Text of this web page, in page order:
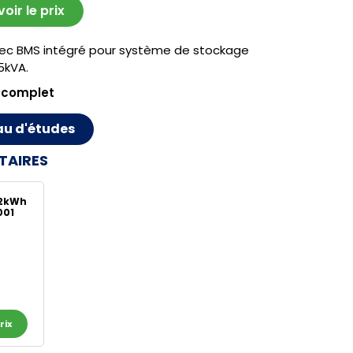
le prix
BMS intégré pour système de stockage
d'études